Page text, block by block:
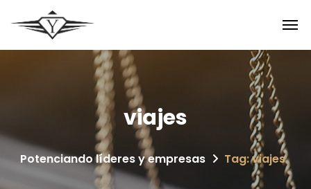
viajes
Potenciando líderes y empresas Tag: viajes